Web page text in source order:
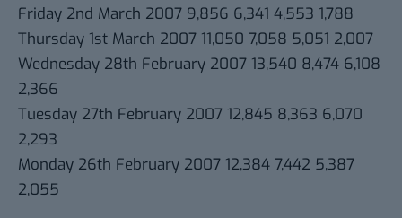
Friday 2nd March 2007 9,856 6,341 4,553 1,788
Thursday 1st March 2007 11,050 7,058 5,051 2,007
Wednesday 28th February 2007 13,540 8,474 6,108
2,366
Tuesday 27th February 2007 12,845 8,363 6,070
2,293
Monday 26th February 2007 12,384 7,442 5,387
2,055